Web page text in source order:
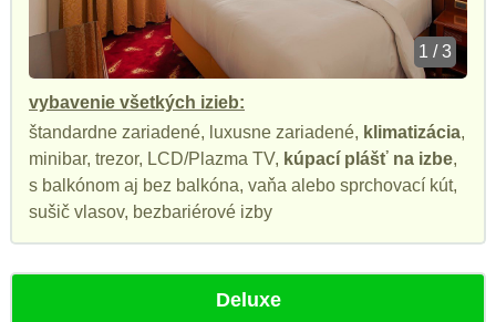
1 / 3
vybavenie všetkých izieb:
štandardne zariadené, luxusne zariadené, klimatizácia,
minibar, trezor, LCD/Plazma TV, kúpací plášť na izbe,
s balkónom aj bez balkóna, vaňa alebo sprchovací kút,
sušič vlasov, bezbariérové izby
Deluxe